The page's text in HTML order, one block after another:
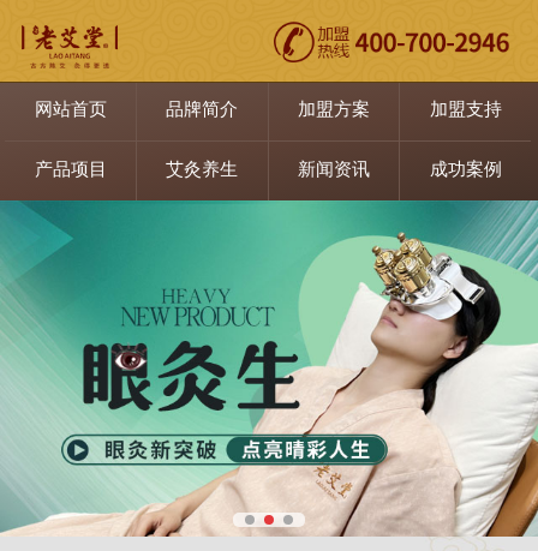
网站首页 品牌简介 加盟方案 加盟支持
产品项目 艾灸养生 新闻资讯 成功案例